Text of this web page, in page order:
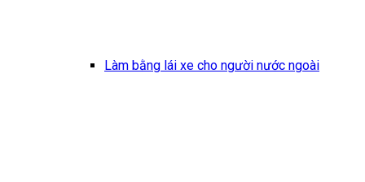
Làm bằng lái xe cho người nước ngoài